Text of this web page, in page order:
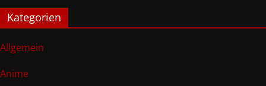
Kategorien
Allgemein
Anime